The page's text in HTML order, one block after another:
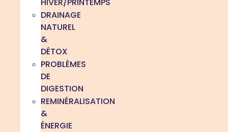
DRAINAGE
NATUREL
&
DÉTOX
PROBLÈMES
DE
DIGESTION
REMINÉRALISATION
&
ÉNERGIE